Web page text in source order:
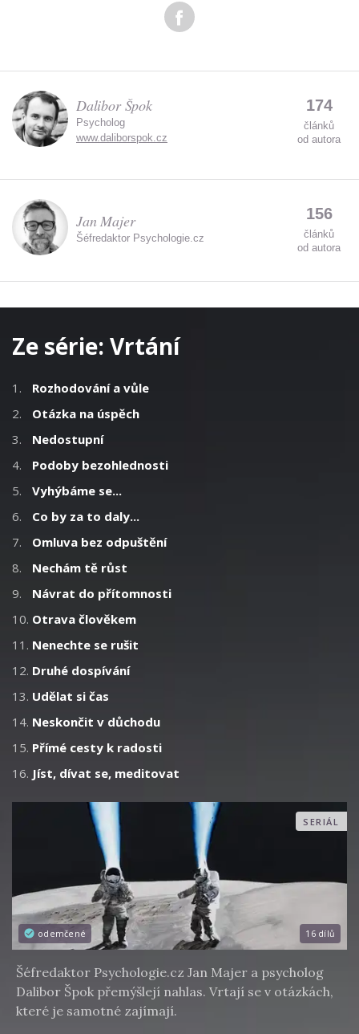
Dalibor Špok
Psycholog
www.daliborspok.cz
174
článků
od autora
Jan Majer
Šéfredaktor Psychologie.cz
156
článků
od autora
Ze série: Vrtání
1.
Rozhodování a vůle
2.
Otázka na úspěch
3.
Nedostupní
4.
Podoby bezohlednosti
5.
Vyhýbáme se...
6.
Co by za to daly...
7.
Omluva bez odpuštění
8.
Nechám tě růst
9.
Návrat do přítomnosti
10. Otrava člověkem
11. Nenechte se rušit
12. Druhé dospívání
13. Udělat si čas
14. Neskončit v důchodu
15. Přímé cesty k radosti
16. Jíst, dívat se, meditovat
odemčené
SERIÁL
16 dílů
Šéfredaktor Psychologie.cz Jan Majer a psycholog
Dalibor Špok přemýšlejí nahlas. Vrtají se v otázkách,
které je samotné zajímají.